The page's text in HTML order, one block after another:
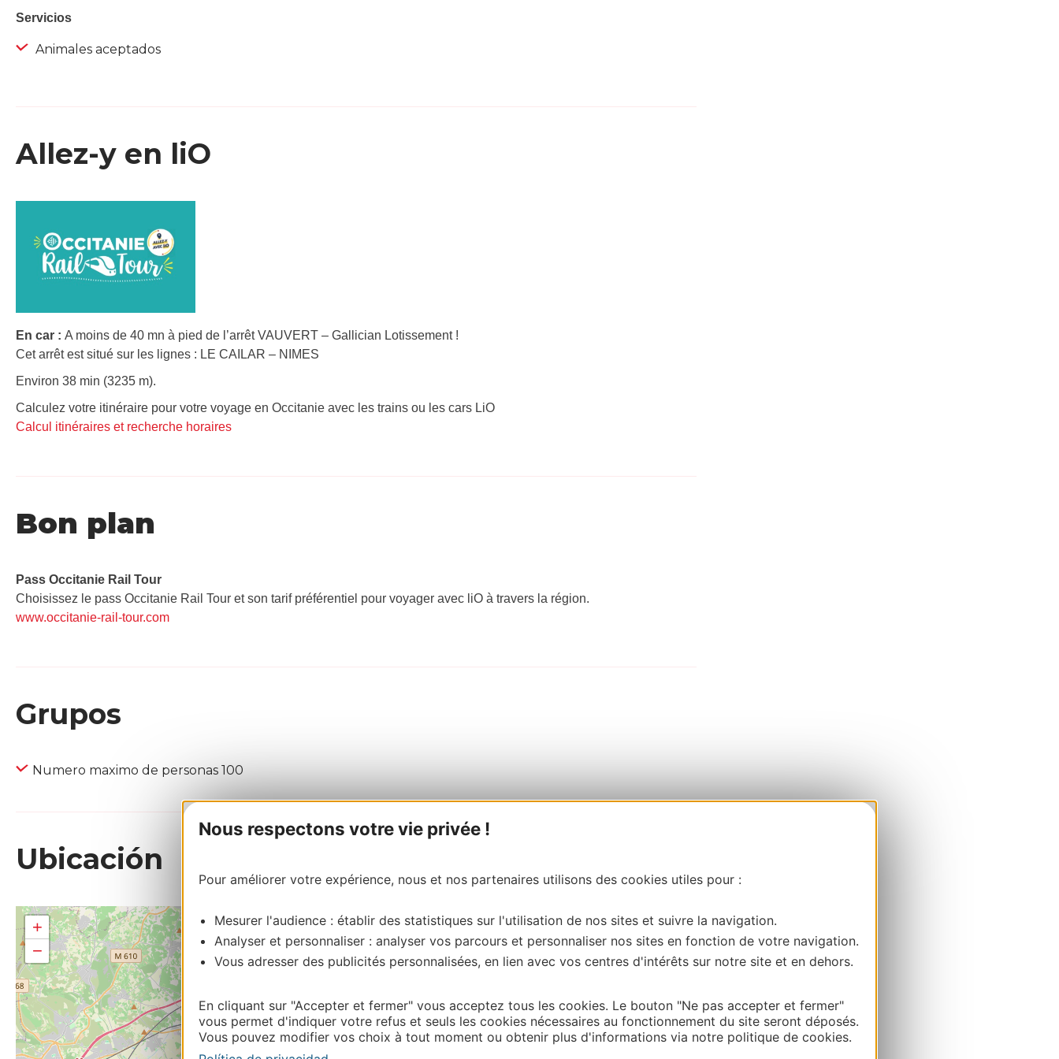
Nous respectons votre vie privée !
Pour améliorer votre expérience, nous et nos partenaires utilisons des cookies utiles pour :
Mesurer l'audience : établir des statistiques sur l'utilisation de nos sites et suivre la navigation.
Analyser et personnaliser : analyser vos parcours et personnaliser nos sites en fonction de votre navigation.
Vous adresser des publicités personnalisées, en lien avec vos centres d'intérêts sur notre site et en dehors.
En cliquant sur "Accepter et fermer" vous acceptez tous les cookies. Le bouton "Ne pas accepter et fermer"
vous permet d'indiquer votre refus et seuls les cookies nécessaires au fonctionnement du site seront déposés.
Vous pouvez modifier vos choix à tout moment ou obtenir plus d'informations via notre politique de cookies.
Servicios
Animales aceptados
Allez-y en liO
En car : A moins de 40 mn à pied de l’arrêt VAUVERT – Gallician Lotissement !
Cet arrêt est situé sur les lignes : LE CAILAR – NIMES
Environ 38 min (3235 m).
Calculez votre itinéraire pour votre voyage en Occitanie avec les trains ou les cars LiO
Calcul itinéraires et recherche horaires
Bon plan
Pass Occitanie Rail Tour​
Choisissez le pass Occitanie Rail Tour et son tarif préférentiel pour voyager avec liO à travers la région.
www.occitanie-rail-tour.com
Grupos
Numero maximo de personas 100
Ubicación
+
−